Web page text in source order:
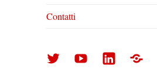
Contatti
ArturoArturoArturoFoto